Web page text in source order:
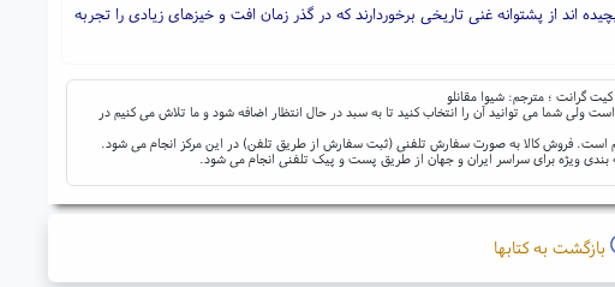
اند از پشتوانه غنی تاریخی برخوردارند که در گذر زمان افت و خیزهای زیادی را تجربه
گرانت ؛ مترجم: شیوا مقانلو
ولی شما می توانید آن را انتخاب کنید تا به سبد در حال انتظار اضافه شود و ما تلاش می کنیم در
است. فروش کالا به صورت سفارش تلفنی (ثبت سفارش از طریق تلفن) در این مرکز انجام می شود.
بندی ویژه برای سراسر ایران و جهان از طریق پست و پیک تلفنی انجام می شود.
بازگشت به کتابها